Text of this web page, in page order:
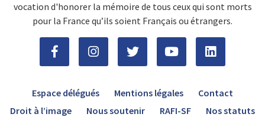
vocation d'honorer la mémoire de tous ceux qui sont morts
pour la France qu’ils soient Français ou étrangers.
Espace délégués Mentions légales
Contact
Droit à l’image
Nous soutenir RAFI-SF Nos statuts